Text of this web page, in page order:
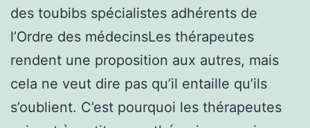
des toubibs spécialistes adhérents de
l’Ordre des médecinsLes thérapeutes
rendent une proposition aux autres, mais
cela ne veut dire pas qu’il entaille qu’ils
s’oublient. C’est pourquoi les thérapeutes